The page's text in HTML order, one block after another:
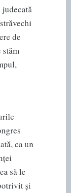
de
stăm
ca un
să le
și